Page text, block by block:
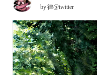
by律@twitter